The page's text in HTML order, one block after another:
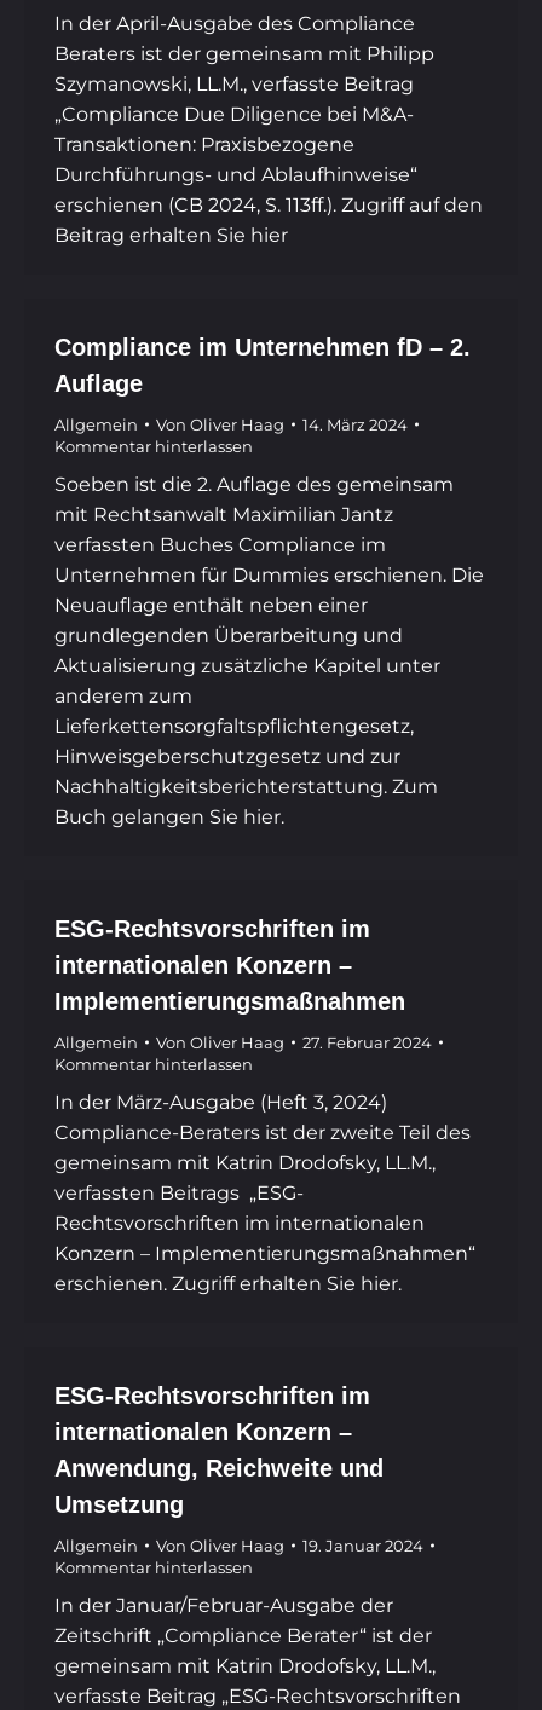
In der April-Ausgabe des Compliance
Beraters ist der gemeinsam mit Philipp
Szymanowski, LL.M., verfasste Beitrag
„Compliance Due Diligence bei M&A-
Transaktionen: Praxisbezogene
Durchführungs- und Ablaufhinweise“
erschienen (CB 2024, S. 113ff.). Zugriff auf den
Beitrag erhalten Sie hier
Compliance im Unternehmen fD – 2.
Auflage
Allgemein Von Oliver Haag
14. März 2024
Kommentar hinterlassen
Soeben ist die 2. Auflage des gemeinsam
mit Rechtsanwalt Maximilian Jantz
verfassten Buches Compliance im
Unternehmen für Dummies erschienen. Die
Neuauflage enthält neben einer
grundlegenden Überarbeitung und
Aktualisierung zusätzliche Kapitel unter
anderem zum
Lieferkettensorgfaltspflichtengesetz,
Hinweisgeberschutzgesetz und zur
Nachhaltigkeitsberichterstattung. Zum
Buch gelangen Sie hier.
ESG-Rechtsvorschriften im
internationalen Konzern –
Implementierungsmaßnahmen
Allgemein Von Oliver Haag
27. Februar 2024
Kommentar hinterlassen
In der März-Ausgabe (Heft 3, 2024)
Compliance-Beraters ist der zweite Teil des
gemeinsam mit Katrin Drodofsky, LL.M.,
verfassten Beitrags „ESG-
Rechtsvorschriften im internationalen
Konzern – Implementierungsmaßnahmen“
erschienen. Zugriff erhalten Sie hier.
ESG-Rechtsvorschriften im
internationalen Konzern –
Anwendung, Reichweite und
Umsetzung
Allgemein Von Oliver Haag
19. Januar 2024
Kommentar hinterlassen
In der Januar/Februar-Ausgabe der
Zeitschrift „Compliance Berater“ ist der
gemeinsam mit Katrin Drodofsky, LL.M.,
verfasste Beitrag „ESG-Rechtsvorschriften